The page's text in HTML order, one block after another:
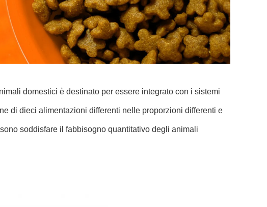
domestici è destinato per essere integrato con i sistemi
di dieci alimentazioni differenti nelle proporzioni differenti e
soddisfare il fabbisogno quantitativo degli animali